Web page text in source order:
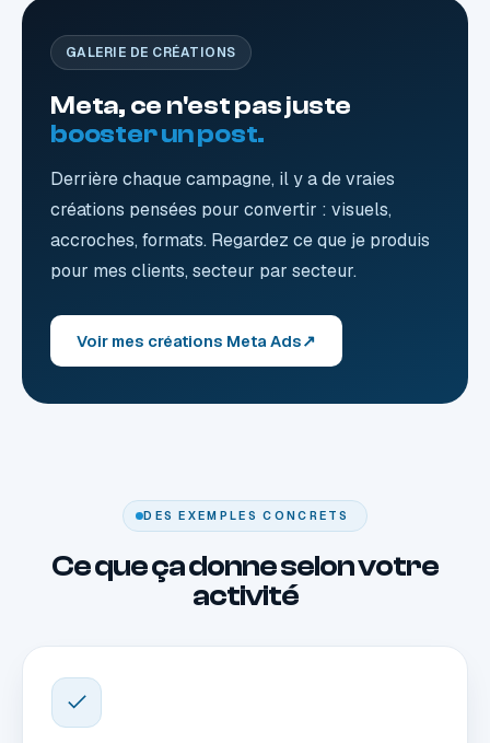
GALERIE DE CRÉATIONS
Meta, ce n'est pas juste
booster un post.
Derrière chaque campagne, il y a de vraies
créations pensées pour convertir : visuels,
accroches, formats. Regardez ce que je produis
pour mes clients, secteur par secteur.
Voir mes créations Meta Ads↗
DES EXEMPLES CONCRETS
Ce que ça donne selon votre
activité